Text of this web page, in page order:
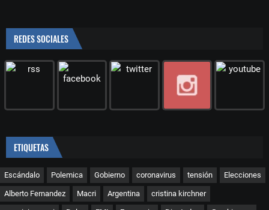
REDES SOCIALES
ETIQUETAS
Escándalo Polemica Gobierno coronavirus tensión Elecciones
Alberto Fernandez Macri Argentina cristina kirchner